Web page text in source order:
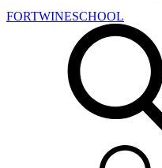
FORTWINESCHOOL